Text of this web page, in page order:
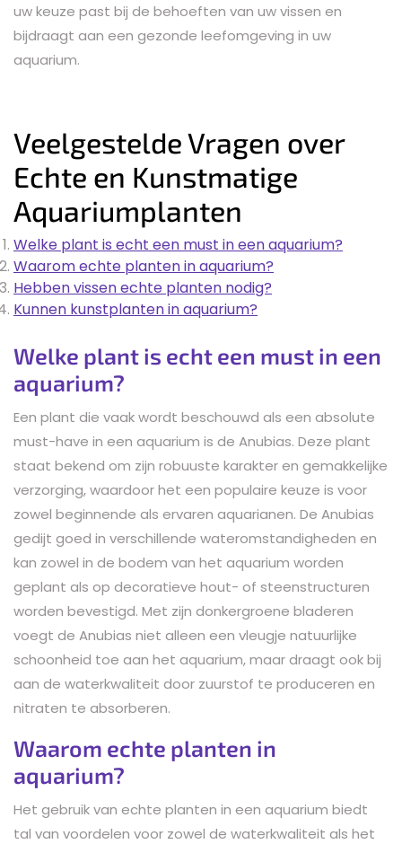
uw keuze past bij de behoeften van uw vissen en
bijdraagt aan een gezonde leefomgeving in uw
aquarium.
Veelgestelde Vragen over
Echte en Kunstmatige
Aquariumplanten
Welke plant is echt een must in een aquarium?
Waarom echte planten in aquarium?
Hebben vissen echte planten nodig?
Kunnen kunstplanten in aquarium?
Welke plant is echt een must in een
aquarium?
Een plant die vaak wordt beschouwd als een absolute
must-have in een aquarium is de Anubias. Deze plant
staat bekend om zijn robuuste karakter en gemakkelijke
verzorging, waardoor het een populaire keuze is voor
zowel beginnende als ervaren aquarianen. De Anubias
gedijt goed in verschillende wateromstandigheden en
kan zowel in de bodem van het aquarium worden
geplant als op decoratieve hout- of steenstructuren
worden bevestigd. Met zijn donkergroene bladeren
voegt de Anubias niet alleen een vleugje natuurlijke
schoonheid toe aan het aquarium, maar draagt ook bij
aan de waterkwaliteit door zuurstof te produceren en
nitraten te absorberen.
Waarom echte planten in
aquarium?
Het gebruik van echte planten in een aquarium biedt
tal van voordelen voor zowel de waterkwaliteit als het